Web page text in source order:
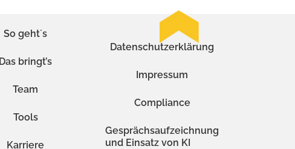
So geht´s
Das bringt’s
Team
Tools
Karriere
Datenschutzerklärung
Impressum
Compliance
Gesprächsaufzeichnung
und Einsatz von KI